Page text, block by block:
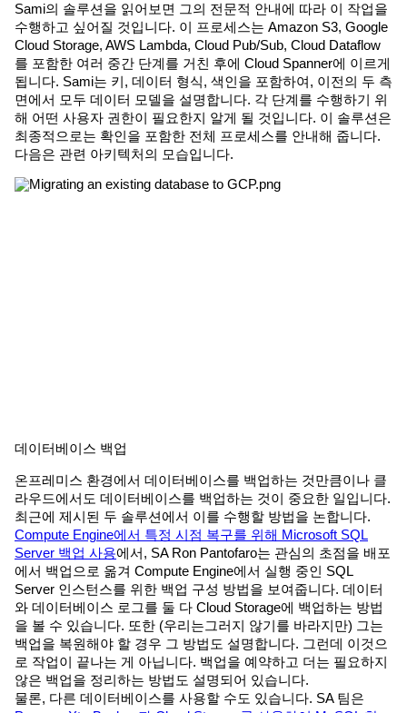
Sami의 솔루션을 읽어보면 그의 전문적 안내에 따라 이 작업을
수행하고 싶어질 것입니다. 이 프로세스는 Amazon S3, Google
Cloud Storage, AWS Lambda, Cloud Pub/Sub, Cloud Dataflow
를 포함한 여러 중간 단계를 거친 후에 Cloud Spanner에 이르게
됩니다. Sami는 키, 데이터 형식, 색인을 포함하여, 이전의 두 측
면에서 모두 데이터 모델을 설명합니다. 각 단계를 수행하기 위
해 어떤 사용자 권한이 필요한지 알게 될 것입니다. 이 솔루션은
최종적으로는 확인을 포함한 전체 프로세스를 안내해 줍니다.
다음은 관련 아키텍처의 모습입니다.
데이터베이스 백업
온프레미스 환경에서 데이터베이스를 백업하는 것만큼이나 클
라우드에서도 데이터베이스를 백업하는 것이 중요한 일입니다.
최근에 제시된 두 솔루션에서 이를 수행할 방법을 논합니다.
Compute Engine에서 특정 시점 복구를 위해 Microsoft SQL
Server 백업 사용에서, SA Ron Pantofaro는 관심의 초점을 배포
에서 백업으로 옮겨 Compute Engine에서 실행 중인 SQL
Server 인스턴스를 위한 백업 구성 방법을 보여줍니다. 데이터
와 데이터베이스 로그를 둘 다 Cloud Storage에 백업하는 방법
을 볼 수 있습니다. 또한 (우리는그러지 않기를 바라지만) 그는
백업을 복원해야 할 경우 그 방법도 설명합니다. 그런데 이것으
로 작업이 끝나는 게 아닙니다. 백업을 예약하고 더는 필요하지
않은 백업을 정리하는 방법도 설명되어 있습니다.
물론, 다른 데이터베이스를 사용할 수도 있습니다. SA 팀은